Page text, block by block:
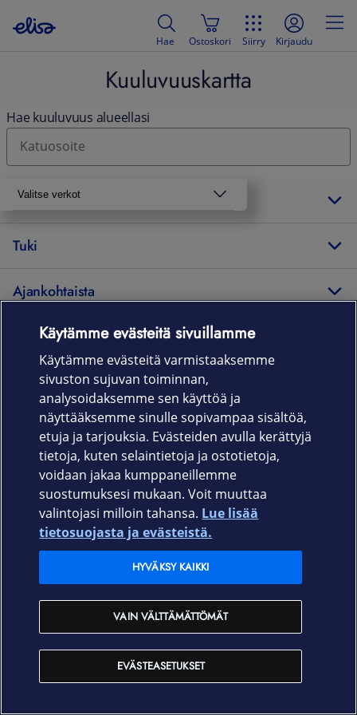
Hae Ostoskori Siirry Kirjaudu
Kuuluvuuskartta
Hae kuuluvuus alueellasi
Valitse verkot
4G
2G
IoT
Verkon parannustyöt
Tökkiikö netti? Tee vianselvitys ja löydä
VERKKOAPURI
LISÄTIETOA
TIEDONSIIRTONOPEUKSISTA
Laitteet & liittymät
Palvelut
Tuki
Ajankohtaista
Elisa Oyj
In English
På Svenska
Sopimusehdot Tietosuoja Saavutettavuus
Evästeasetukset
Tekijänoikeudet © 2026 Elisa Oyj.
Käytämme evästeitä sivuillamme
Käytämme evästeitä varmistaaksemme
sivuston sujuvan toiminnan,
analysoidaksemme sen käyttöä ja
näyttääksemme sinulle sopivampaa sisältöä,
etuja ja tarjouksia. Evästeiden avulla kerättyjä
tietoja, kuten selaintietoja ja ostotietoja,
voidaan jakaa kumppaneillemme
suostumuksesi mukaan. Voit muuttaa
valintojasi milloin tahansa. Lue lisää
tietosuojasta ja evästeistä.
EVÄSTEASETUKSET
VAIN VÄLTTÄMÄTTÖMÄT
HYVÄKSY KAIKKI